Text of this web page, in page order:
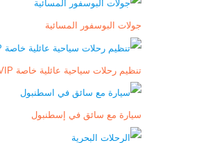
جولات البوسفور المسائية
تنظيم رحلات سياحية عائلية خاصة VIP
سيارة مع سائق في إسطنبول